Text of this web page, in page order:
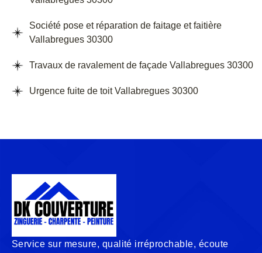
Société pose et réparation de faitage et faitière
Vallabregues 30300
Travaux de ravalement de façade Vallabregues 30300
Urgence fuite de toit Vallabregues 30300
Service sur mesure, qualité irréprochable, écoute